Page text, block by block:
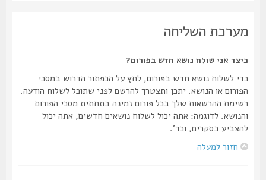
מערכת השליחה
כיצד אני שולח נושא חדש בפורום?
כדי לשלוח נושא חדש בפורום, לחץ על הכפתור הדרוש במסכי
הפורום או הנושא. יתכן ותצטרך להרשם לפני שתוכל לשלוח הודעה.
רשימת ההרשאות שלך בכל פורום זמינה בתחתית מסכי הפורום
והנושא. לדוגמה: אתה יכול לשלוח נושאים חדשים, אתה יכול
להצביע בסקרים, וכד'.
חזור למעלה